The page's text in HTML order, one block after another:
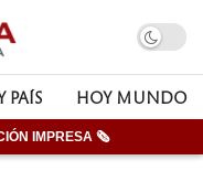
PAÍS HOY MUNDO
IMPRESA 🗞